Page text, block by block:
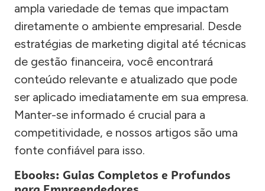
ampla variedade de temas que impactam
diretamente o ambiente empresarial. Desde
estratégias de marketing digital até técnicas
de gestão financeira, você encontrará
conteúdo relevante e atualizado que pode
ser aplicado imediatamente em sua empresa.
Manter-se informado é crucial para a
competitividade, e nossos artigos são uma
fonte confiável para isso.
Ebooks: Guias Completos e Profundos